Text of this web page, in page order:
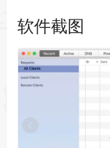
软件截图